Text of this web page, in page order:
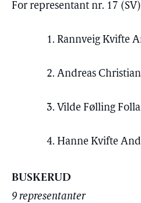
For representant nr. 17
1. Rannveig Kvifte
2. Andreas
3. Vilde Følling
4. Hanne Kvifte
BUSKERUD
9 representanter